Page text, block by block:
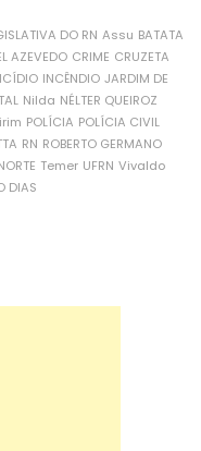
DO RN Assu BATATA
AZEVEDO CRIME CRUZETA
INCÊNDIO JARDIM DE
Nilda NÉLTER QUEIROZ
POLÍCIA POLÍCIA CIVIL
RN ROBERTO GERMANO
Temer UFRN Vivaldo
DIAS